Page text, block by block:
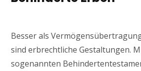
Besser als
sind erbrechtliche Gestaltungen.
sogenannten